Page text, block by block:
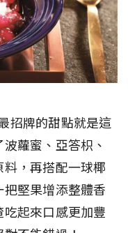
招牌的甜點就是這
蘿蜜、亞答枳、
，再搭配一球椰
堅果增添整體香
起來口感更加豐